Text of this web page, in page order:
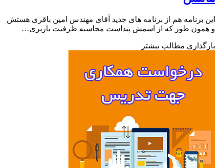
برنامه هم از برنامه های جدید آقای مهندس امین باقری هستش
طور که از اسمش پیداست محاسبه ظرفیت باربری…
مطالب بیشتر